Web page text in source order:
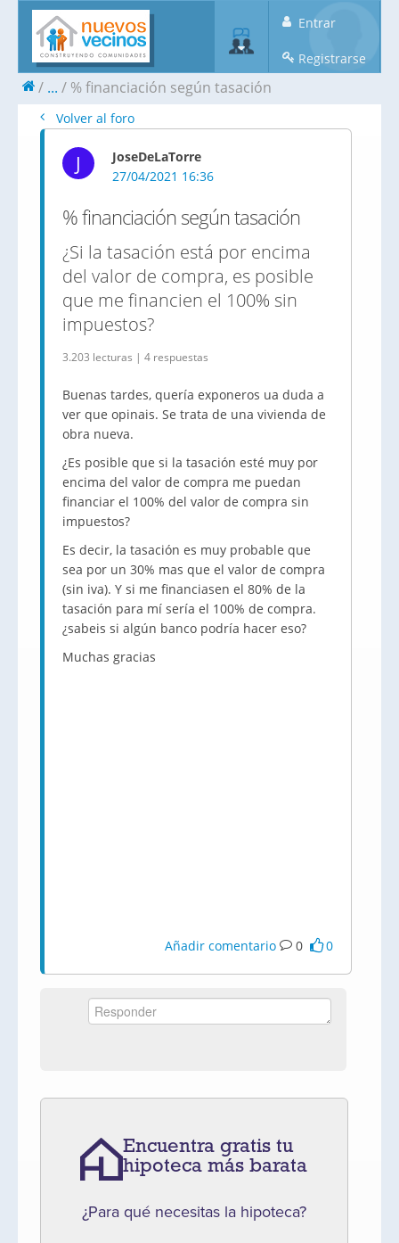
Entrar
Registrarse
... % financiación según tasación
Volver al foro
J
JoseDeLaTorre
27/04/2021 16:36
% financiación según tasación
¿Si la tasación está por encima
del valor de compra, es posible
que me financien el 100% sin
impuestos?
3.203 lecturas | 4 respuestas
Buenas tardes, quería exponeros ua duda a
ver que opinais. Se trata de una vivienda de
obra nueva.
¿Es posible que si la tasación esté muy por
encima del valor de compra me puedan
financiar el 100% del valor de compra sin
impuestos?
Es decir, la tasación es muy probable que
sea por un 30% mas que el valor de compra
(sin iva). Y si me financiasen el 80% de la
tasación para mí sería el 100% de compra.
¿sabeis si algún banco podría hacer eso?
Muchas gracias
Añadir comentario 0 0
Encuentra gratis tu
hipoteca más barata
¿Para qué necesitas la hipoteca?